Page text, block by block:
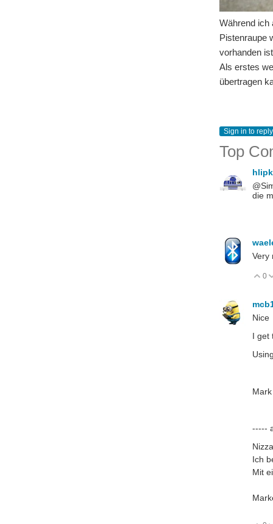
Während ich
Pistenraupe
vorhanden
Als erstes
übertragen
Sign in to reply
Top
die
Very
0
Nice
I get
Mark
-----
Nizza
Ich
Mit